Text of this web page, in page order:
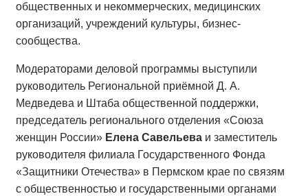
общественных и некоммерческих, медицинских
организаций, учреждений культуры, бизнес-
сообщества.
Модераторами деловой программы выступили
руководитель Региональной приёмной Д. А.
Медведева и Штаба общественной поддержки,
председатель регионального отделения «Союза
женщин России» Елена Савельева и заместитель
руководителя филиала Государственного Фонда
«Защитники Отечества» в Пермском крае по связям
с общественностью и государственными органами